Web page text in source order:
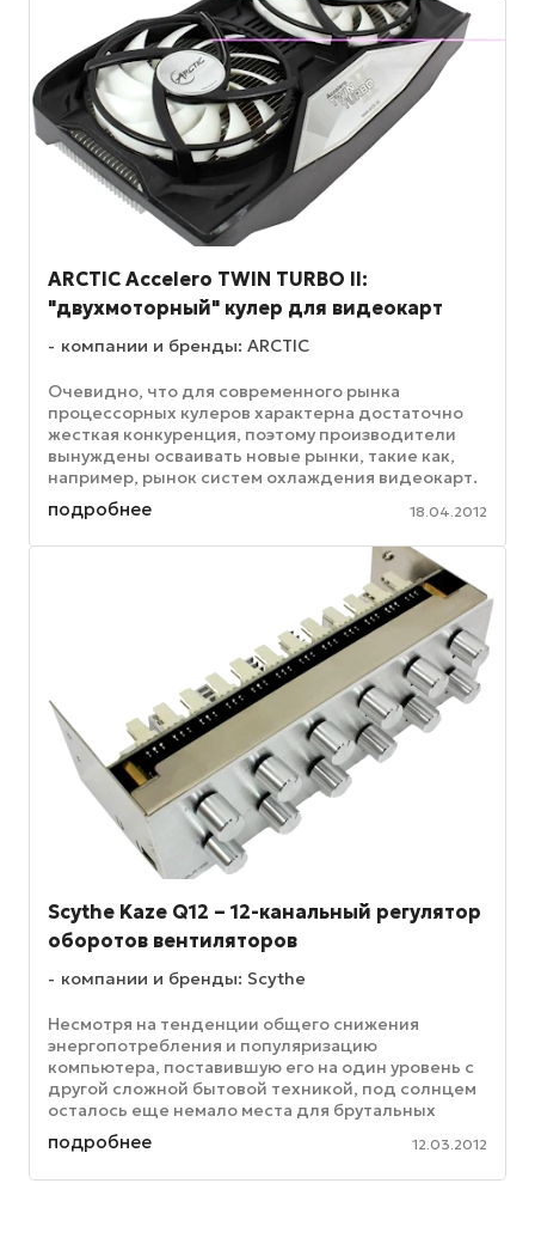
ARCTIC Accelero TWIN TURBO II:
"двухмоторный" кулер для видеокарт
компании и бренды: ARCTIC
Очевидно, что для современного рынка
процессорных кулеров характерна достаточно
жесткая конкуренция, поэтому производители
вынуждены осваивать новые рынки, такие как,
например, рынок систем охлаждения видеокарт.
В принципе сам по себе он существует ...
подробнее 18.04.2012
Scythe Kaze Q12 – 12-канальный регулятор
оборотов вентиляторов
компании и бренды: Scythe
Несмотря на тенденции общего снижения
энергопотребления и популяризацию
компьютера, поставившую его на один уровень с
другой сложной бытовой техникой, под солнцем
осталось еще немало места для брутальных
оверклокерских, моддерских и игровых систем, ...
подробнее 12.03.2012